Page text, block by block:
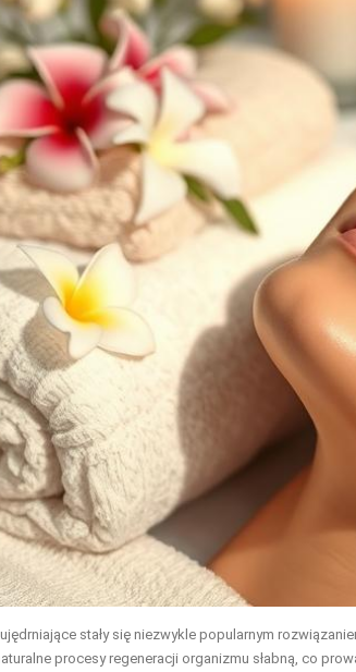
stały się niezwykle popularnym
procesy regeneracji organizmu słabną, co